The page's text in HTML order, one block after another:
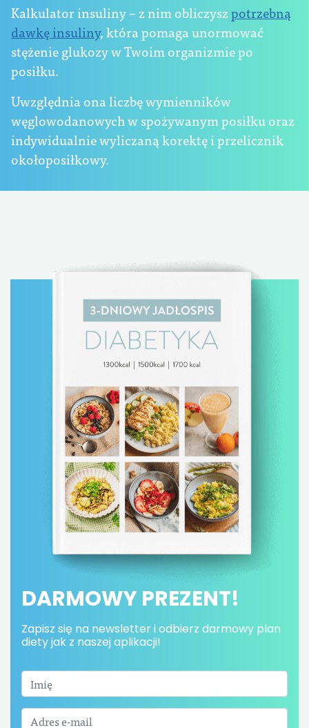
Kalkulator insuliny – z nim obliczyszpotrzebną
dawkę insuliny, która pomaga unormować
stężenie glukozy w Twoim organizmie po
posiłku.
Uwzględnia ona liczbę wymienników
węglowodanowych w spożywanym posiłku oraz
indywidualnie wyliczaną korektę i przelicznik
okołoposiłkowy.
DARMOWY PREZENT!
Zapisz się na newsletter i odbierz darmowy plan
diety jak z naszej aplikacji!